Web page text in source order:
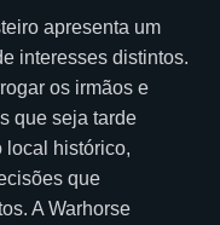
apresenta um
interesses distintos.
os irmãos e
que seja tarde
local histórico,
que
A Warhorse